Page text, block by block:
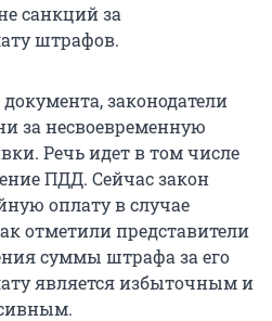
санкций за
штрафов.
законодатели
за несвоевременную
Речь идет в том числе
ПДД. Сейчас закон
оплату в случае
отметили представители
суммы штрафа за его
является избыточным и